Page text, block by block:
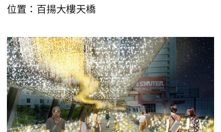
位置：百揚大樓天橋